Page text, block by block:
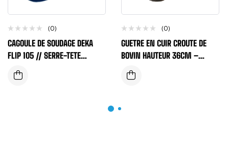
(0)
CAGOULE DE SOUDAGE DEKA
FLIP 105 // SERRE-TETE
RELEVABLE 3 REGLAGES
(0)
GUETRE EN CUIR CROUTE DE
BOVIN HAUTEUR 36CM –
PROTEGE TIBIA – VENDU PAR
PAIRE